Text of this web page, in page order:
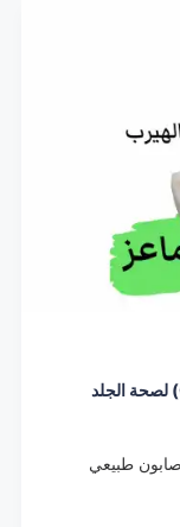
فوائد صابون حليب الماعز (Goat milk soap) لصحة الجلد
طبيعي